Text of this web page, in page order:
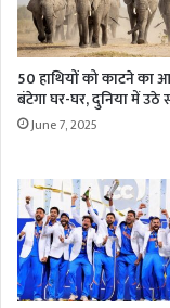
50 हाथियों को काटने का
बंटेगा घर-घर, दुनिया में उठे
June 7, 2025